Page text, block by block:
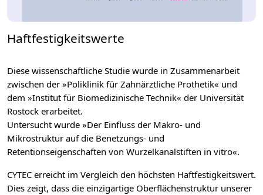
Haftfestigkeitswerte
Diese wissenschaftliche Studie wurde in Zusammenarbeit
zwischen der »Poliklinik für Zahnärztliche Prothetik« und
dem »Institut für Biomedizinische Technik« der Universität
Rostock erarbeitet.
Untersucht wurde »Der Einfluss der Makro- und
Mikrostruktur auf die Benetzungs- und
Retentionseigenschaften von Wurzelkanalstiften in vitro«.
CYTEC erreicht im Vergleich den höchsten Haftfestigkeitswert.
Dies zeigt, dass die einzigartige Oberflächenstruktur unserer